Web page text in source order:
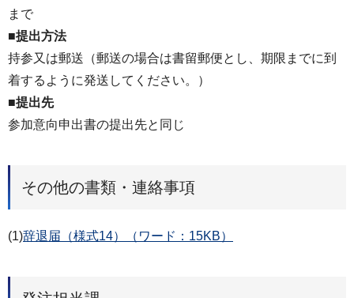
まで
■提出方法
持参又は郵送（郵送の場合は書留郵便とし、期限までに到
着するように発送してください。）
■提出先
参加意向申出書の提出先と同じ
その他の書類・連絡事項
(1)辞退届（様式14）（ワード：15KB）